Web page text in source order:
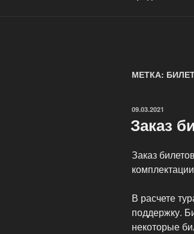
МЕТКА:
ОПУБЛИКОВАНО
09.03.2021
Заказ
Заказ
В расчете
поддержку.
некоторые